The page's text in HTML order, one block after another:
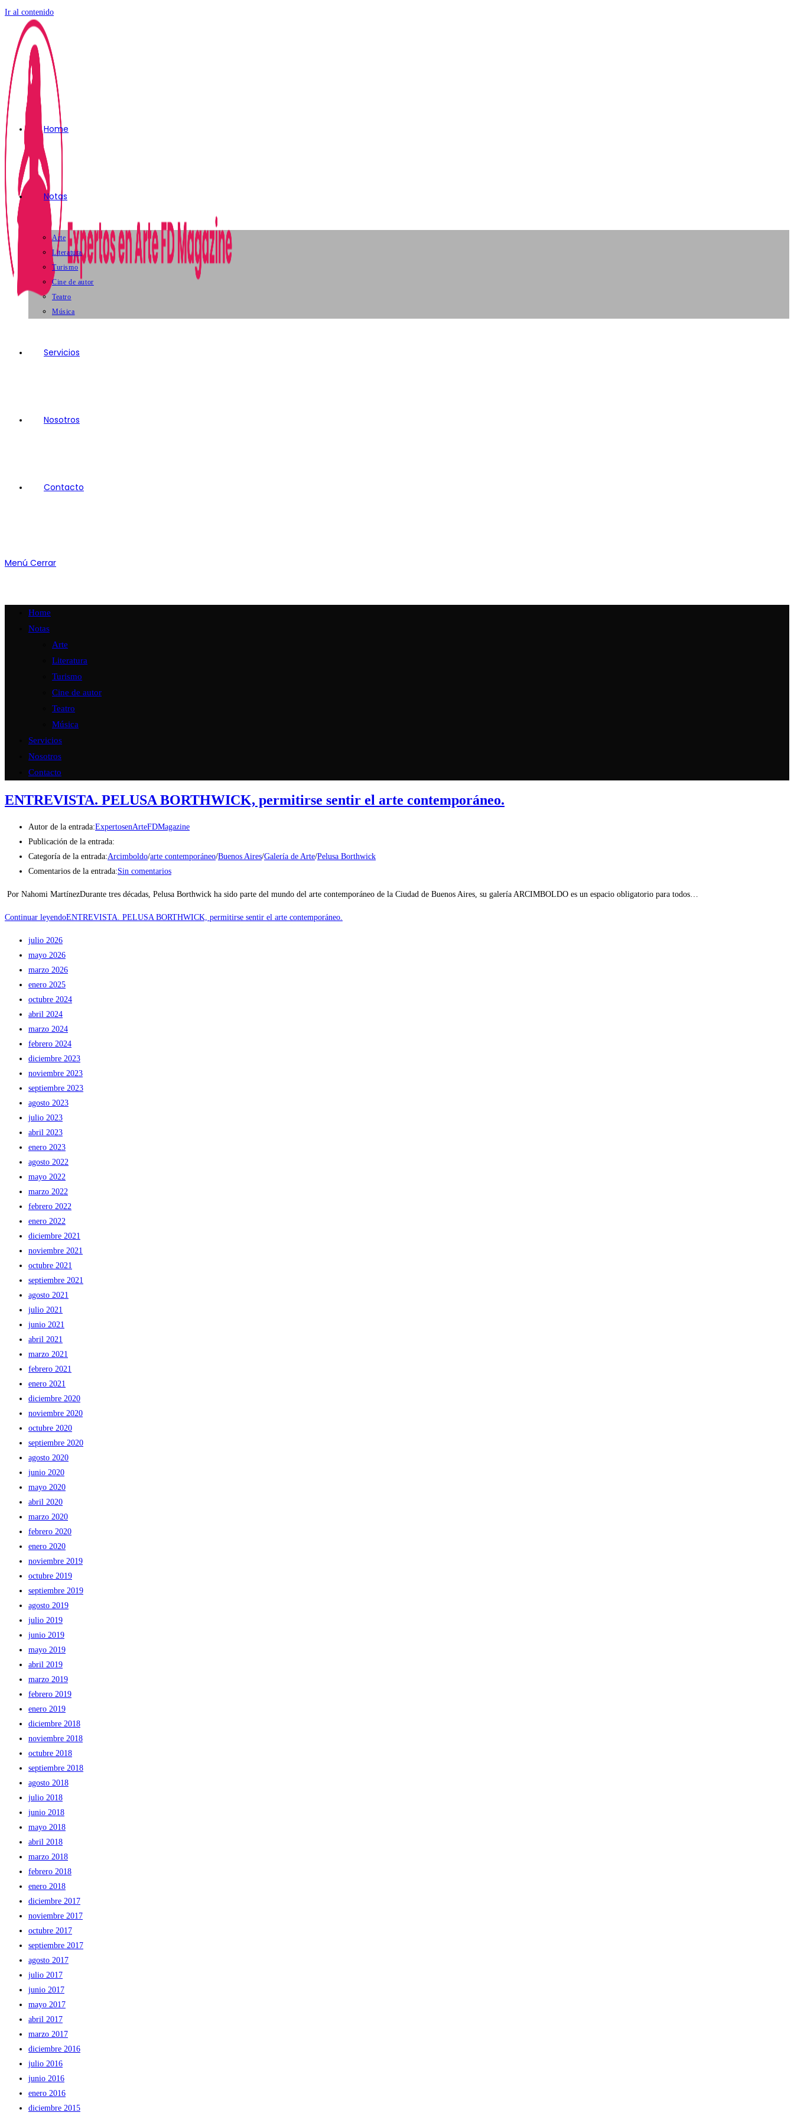
Ir al contenido
Home
Notas
Arte
Literatura
Turismo
Cine de autor
Teatro
Música
Servicios
Nosotros
Contacto
Menú Cerrar
Home
Notas
Arte
Literatura
Turismo
Cine de autor
Teatro
Música
Servicios
Nosotros
Contacto
ENTREVISTA. PELUSA BORTHWICK, permitirse sentir el arte contemporáneo.
Autor de la entrada:ExpertosenArteFDMagazine
Publicación de la entrada:
Categoría de la entrada:Arcimboldo/arte contemporáneo/Buenos Aires/Galería de Arte/Pelusa Borthwick
Comentarios de la entrada:Sin comentarios
Por Nahomi MartínezDurante tres décadas, Pelusa Borthwick ha sido parte del mundo del arte contemporáneo de la Ciudad de Buenos Aires, su galería ARCIMBOLDO es un espacio obligatorio para todos…
Continuar leyendoENTREVISTA. PELUSA BORTHWICK, permitirse sentir el arte contemporáneo.
julio 2026
mayo 2026
marzo 2026
enero 2025
octubre 2024
abril 2024
marzo 2024
febrero 2024
diciembre 2023
noviembre 2023
septiembre 2023
agosto 2023
julio 2023
abril 2023
enero 2023
agosto 2022
mayo 2022
marzo 2022
febrero 2022
enero 2022
diciembre 2021
noviembre 2021
octubre 2021
septiembre 2021
agosto 2021
julio 2021
junio 2021
abril 2021
marzo 2021
febrero 2021
enero 2021
diciembre 2020
noviembre 2020
octubre 2020
septiembre 2020
agosto 2020
junio 2020
mayo 2020
abril 2020
marzo 2020
febrero 2020
enero 2020
noviembre 2019
octubre 2019
septiembre 2019
agosto 2019
julio 2019
junio 2019
mayo 2019
abril 2019
marzo 2019
febrero 2019
enero 2019
diciembre 2018
noviembre 2018
octubre 2018
septiembre 2018
agosto 2018
julio 2018
junio 2018
mayo 2018
abril 2018
marzo 2018
febrero 2018
enero 2018
diciembre 2017
noviembre 2017
octubre 2017
septiembre 2017
agosto 2017
julio 2017
junio 2017
mayo 2017
abril 2017
marzo 2017
diciembre 2016
julio 2016
junio 2016
enero 2016
diciembre 2015